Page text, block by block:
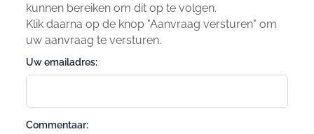
kunnen bereiken om dit op te volgen.
Klik daarna op de knop "Aanvraag versturen" om
uw aanvraag te versturen.
Uw emailadres:
Commentaar: